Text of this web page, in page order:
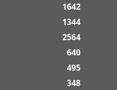
1642
1344
2564
640
495
348